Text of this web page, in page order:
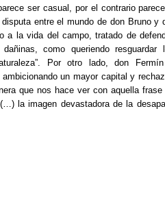
ser casual, por el contrario
entre el mundo de don Bruno y
a la vida del campo, tratado de
como queriendo
Por otro lado, don
un mayor capital y
que nos hace ver con aquella
la imagen devastadora de la